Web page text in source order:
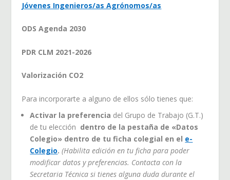
Jóvenes Ingenieros/as Agrónomos/as
ODS Agenda 2030
PDR CLM 2021-2026
Valorización CO2
Para incorporarte a alguno de ellos sólo tienes que:
Activar la preferencia del Grupo de Trabajo (G.T.)
de tu elección dentro de la pestaña de «Datos
Colegio» dentro de tu ficha colegial en el e-
Colegio.(Habilita edición en tu ficha para poder
modificar datos y preferencias. Contacta con la
Secretaria Técnica si tienes alguna duda durante el